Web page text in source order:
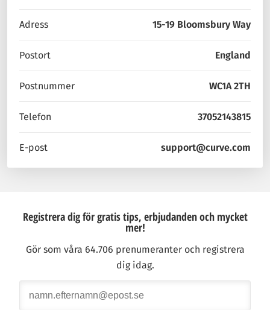
Adress 15-19 Bloomsbury Way
Postort England
Postnummer WC1A 2TH
Telefon 37052143815
E-post support@curve.com
Registrera dig för gratis tips, erbjudanden och mycket
mer!
Gör som våra 64.706 prenumeranter och registrera
dig idag.